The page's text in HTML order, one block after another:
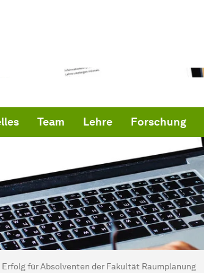
Team Lehre Forschung
hier:
Erfolg für Absolventen der Fakultät Raumplanung